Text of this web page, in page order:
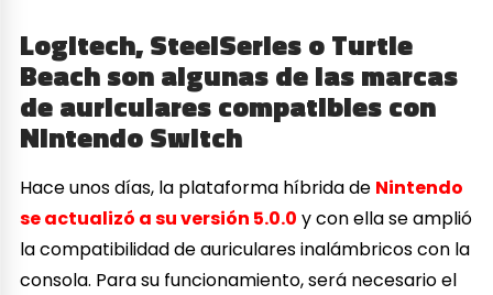
Logitech, SteelSeries o Turtle
Beach son algunas de las marcas
de auriculares compatibles con
Nintendo Switch
Hace unos días, la plataforma híbrida de Nintendo
se actualizó a su versión 5.0.0 y con ella se amplió
la compatibilidad de auriculares inalámbricos con la
consola. Para su funcionamiento, será necesario el